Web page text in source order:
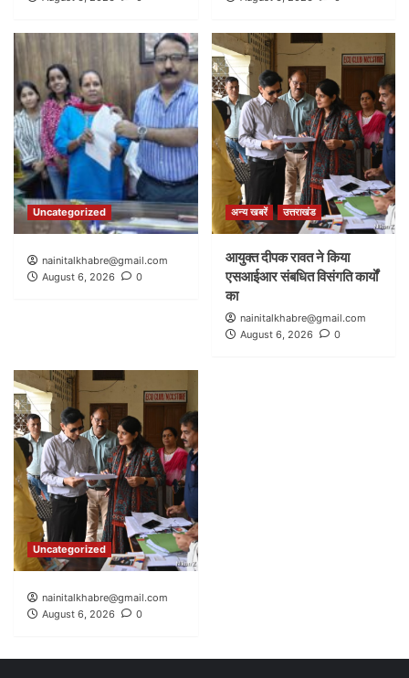
Uncategorized
nainitalkhabre@gmail.com
August 6, 2026
0
अन्य खबरें उत्तराखंड
आयुक्त दीपक रावत ने किया
एसआईआर संबधित विसंगति कार्यों
का
nainitalkhabre@gmail.com
August 6, 2026
0
Uncategorized
nainitalkhabre@gmail.com
August 6, 2026
0